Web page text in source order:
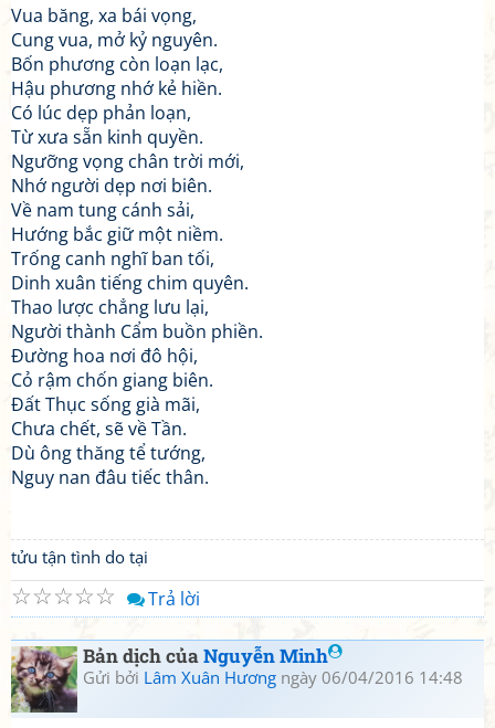
Vua băng, xa bái vọng,
Cung vua, mở kỷ nguyên.
Bốn phương còn loạn lạc,
Hậu phương nhớ kẻ hiền.
Có lúc dẹp phản loạn,
Từ xưa sẵn kinh quyền.
Ngưỡng vọng chân trời mới,
Nhớ người dẹp nơi biên.
Về nam tung cánh sải,
Hướng bắc giữ một niềm.
Trống canh nghĩ ban tối,
Dinh xuân tiếng chim quyên.
Thao lược chẳng lưu lại,
Người thành Cẩm buồn phiền.
Đường hoa nơi đô hội,
Cỏ rậm chốn giang biên.
Đất Thục sống già mãi,
Chưa chết, sẽ về Tần.
Dù ông thăng tể tướng,
Nguy nan đâu tiếc thân.
tửu tận tình do tại
☆
☆
☆
☆
☆ Trả lời
Bản dịch củaNguyễn Minh
Gửi bởi Lâm Xuân Hương ngày 06/04/2016 14:48